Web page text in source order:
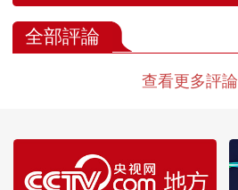
全部評論
查看更多評論